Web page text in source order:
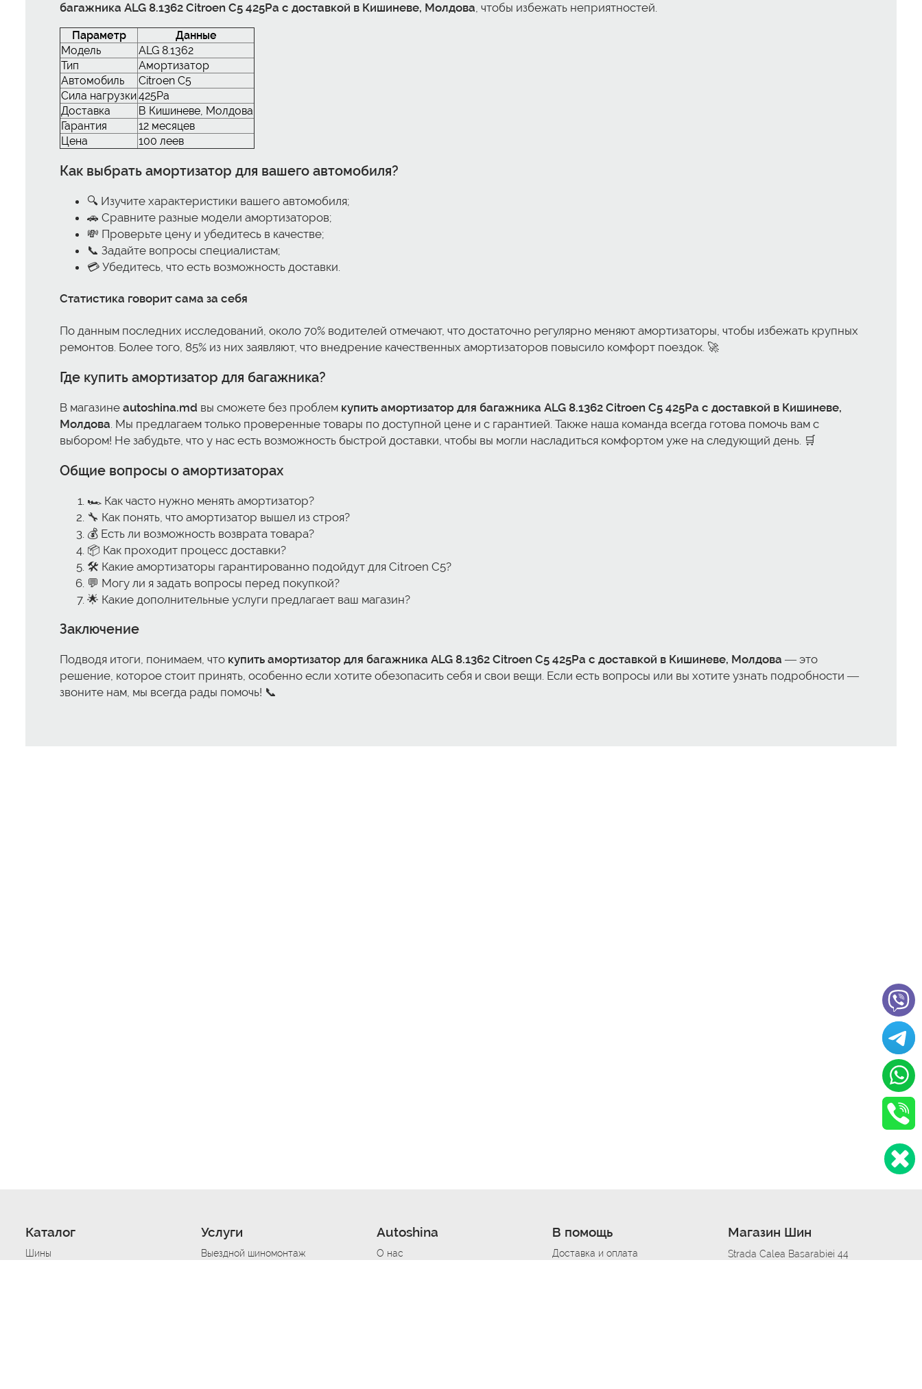
багажника ALG 8.1362 Citroen C5 425Pa с доставкой в Кишиневе, Молдова, чтобы избежать неприятностей.
Параметр
Данные
Модель
ALG 8.1362
Тип
Амортизатор
Автомобиль
Citroen C5
Сила нагрузки425Pa
Доставка
В Кишиневе, Молдова
Гарантия
12 месяцев
Цена
100 леев
Как выбрать амортизатор для вашего автомобиля?
🔍 Изучите характеристики вашего автомобиля;
🚗 Сравните разные модели амортизаторов;
💸 Проверьте цену и убедитесь в качестве;
📞 Задайте вопросы специалистам;
💳 Убедитесь, что есть возможность доставки.
Статистика говорит сама за себя
По данным последних исследований, около 70% водителей отмечают, что достаточно регулярно меняют амортизаторы, чтобы избежать крупных
ремонтов. Более того, 85% из них заявляют, что внедрение качественных амортизаторов повысило комфорт поездок. 🚀
Где купить амортизатор для багажника?
В магазине autoshina.md вы сможете без проблем купить амортизатор для багажника ALG 8.1362 Citroen C5 425Pa с доставкой в Кишиневе,
Молдова . Мы предлагаем только проверенные товары по доступной цене и с гарантией. Также наша команда всегда готова помочь вам с
выбором! Не забудьте, что у нас есть возможность быстрой доставки, чтобы вы могли насладиться комфортом уже на следующий день. 🛒
Общие вопросы о амортизаторах
🏎️ Как часто нужно менять амортизатор?
🔧 Как понять, что амортизатор вышел из строя?
💰 Есть ли возможность возврата товара?
📦 Как проходит процесс доставки?
🛠 Какие амортизаторы гарантированно подойдут для Citroen C5?
💬 Могу ли я задать вопросы перед покупкой?
🌟 Какие дополнительные услуги предлагает ваш магазин?
Заключение
Подводя итоги, понимаем, что купить амортизатор для багажника ALG 8.1362 Citroen C5 425Pa с доставкой в Кишиневе, Молдова — это
решение, которое стоит принять, особенно если хотите обезопасить себя и свои вещи. Если есть вопросы или вы хотите узнать подробности —
звоните нам, мы всегда рады помочь! 📞
Каталог
Шины
Услуги
Выездной шиномонтаж
Autoshina
О нас
В помощь
Доставка и оплата
Магазин Шин
Strada Calea Basarabiei 44